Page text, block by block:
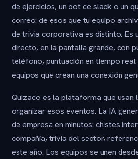
de ejercicios, un bot de slack o un
correo: de esos que tu equipo
de trivia corporativa es distinto. Es
directo, en la pantalla grande, con
teléfono, puntuación en tiempo
equipos que crean una conexión
Quizado es la plataforma que usan
organizar esos eventos. La IA
de empresa en minutos: chistes
compañía, trivia del sector,
este año. Los equipos se unen